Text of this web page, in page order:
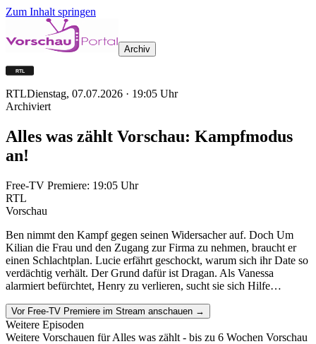
Zum Inhalt springen
Archiv
RTLDienstag, 07.07.2026 · 19:05 Uhr
Archiviert
Alles was zählt Vorschau: Kampfmodus
an!
Free-TV Premiere: 19:05 Uhr
RTL
Vorschau
Ben nimmt den Kampf gegen seinen Widersacher auf. Doch Um
Kilian die Frau und den Zugang zur Firma zu nehmen, braucht er
einen Schlachtplan. Lucie erfährt geschockt, warum sich ihr Date so
verdächtig verhält. Der Grund dafür ist Dragan. Als Vanessa
alarmiert befürchtet, Henry zu verlieren, sucht sie sich Hilfe…
Vor Free-TV Premiere im Stream anschauen →
Weitere Episoden
Weitere Vorschauen fürAlles was zählt - bis zu 6 Wochen Vorschau